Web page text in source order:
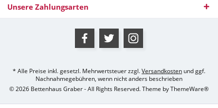
Unsere Zahlungsarten
* Alle Preise inkl. gesetzl. Mehrwertsteuer zzgl.Versandkosten und ggf.
Nachnahmegebühren, wenn nicht anders beschrieben
© 2026 Bettenhaus Graber - All Rights Reserved. Theme byThemeWare®